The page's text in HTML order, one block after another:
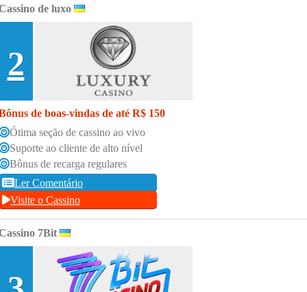
de luxo
2
de boas-vindas de até R$ 150
Ótima seção de cassino ao vivo
Suporte ao cliente de alto nível
Bônus de recarga regulares
Ler Comentário
Visite o Cassino
7Bit